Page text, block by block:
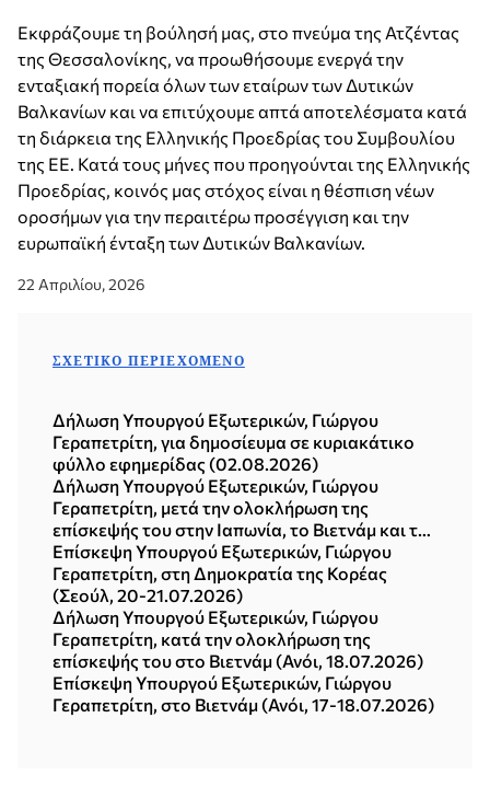
Εκφράζουμε τη βούλησή μας, στο πνεύμα της Ατζέντας
της Θεσσαλονίκης, να προωθήσουμε ενεργά την
ενταξιακή πορεία όλων των εταίρων των Δυτικών
Βαλκανίων και να επιτύχουμε απτά αποτελέσματα κατά
τη διάρκεια της Ελληνικής Προεδρίας του Συμβουλίου
της ΕΕ. Κατά τους μήνες που προηγούνται της Ελληνικής
Προεδρίας, κοινός μας στόχος είναι η θέσπιση νέων
οροσήμων για την περαιτέρω προσέγγιση και την
ευρωπαϊκή ένταξη των Δυτικών Βαλκανίων.
22 Απριλίου, 2026
ΣΧΕΤΙΚΌ ΠΕΡΙΕΧΌΜΕΝΟ
Δήλωση Υπουργού Εξωτερικών, Γιώργου
Γεραπετρίτη, για δημοσίευμα σε κυριακάτικο
φύλλο εφημερίδας (02.08.2026)
Δήλωση Υπουργού Εξωτερικών, Γιώργου
Γεραπετρίτη, μετά την ολοκλήρωση της
επίσκεψής του στην Ιαπωνία, το Βιετνάμ και τη
Δημοκρατία της Κορέας (Σεούλ, 21.07.2026)
Επίσκεψη Υπουργού Εξωτερικών, Γιώργου
Γεραπετρίτη, στη Δημοκρατία της Κορέας
(Σεούλ, 20-21.07.2026)
Δήλωση Υπουργού Εξωτερικών, Γιώργου
Γεραπετρίτη, κατά την ολοκλήρωση της
επίσκεψής του στο Βιετνάμ (Ανόι, 18.07.2026)
Επίσκεψη Υπουργού Εξωτερικών, Γιώργου
Γεραπετρίτη, στο Βιετνάμ (Ανόι, 17-18.07.2026)